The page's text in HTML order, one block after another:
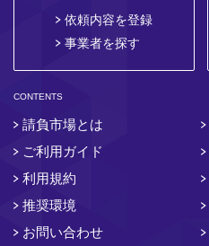
依頼内容を登録
事業者を探す
CONTENTS
請負市場とは
ご利用ガイド
利用規約
推奨環境
お問い合わせ